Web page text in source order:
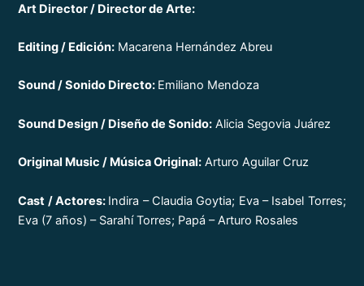
Art Director / Director de Arte:
Editing / Edición: Macarena Hernández Abreu
Sound / Sonido Directo: Emiliano Mendoza
Sound Design / Diseño de Sonido: Alicia Segovia Juárez
Original Music / Música Original: Arturo Aguilar Cruz
Cast / Actores: Indira – Claudia Goytia; Eva – Isabel Torres;
Eva (7 años) – Sarahí Torres; Papá – Arturo Rosales